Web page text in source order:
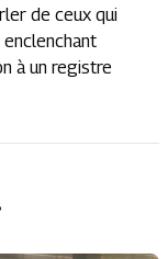
de ceux qui
à un registre